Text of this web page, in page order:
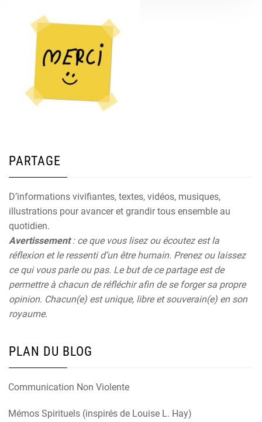
PARTAGE
D’informations vivifiantes, textes, vidéos, musiques,
illustrations pour avancer et grandir tous ensemble au
quotidien.
Avertissement: ce que vous lisez ou écoutez est la
réflexion et le ressenti d’un être humain. Prenez ou laissez
ce qui vous parle ou pas. Le but de ce partage est de
permettre à chacun de réfléchir afin de se forger sa propre
opinion. Chacun(e) est unique, libre et souverain(e) en son
royaume.
PLAN DU BLOG
Communication Non Violente
Mémos Spirituels (inspirés de Louise L. Hay)